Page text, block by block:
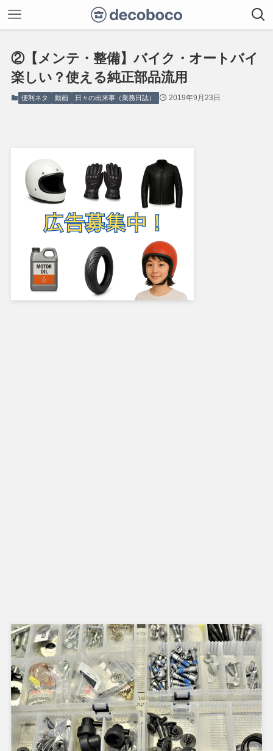
②【メンテ・整備】バイク・オートバイ
楽しい？使える純正部品流用
便利ネタ 動画 日々の出来事（業務日誌） 2019年9月23日